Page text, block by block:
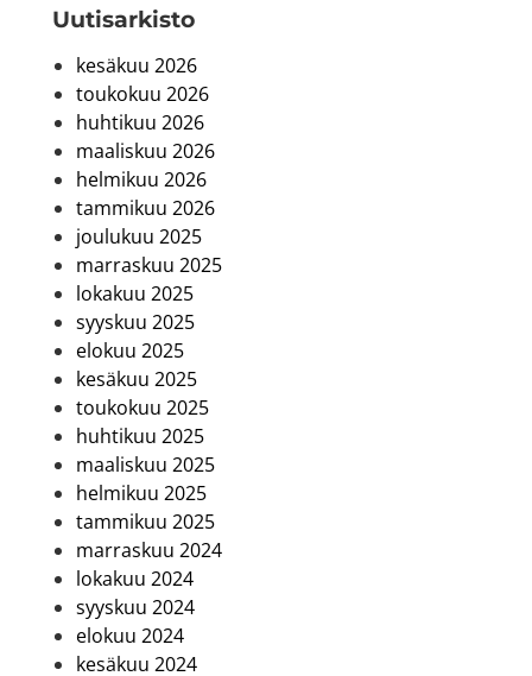
Uutis­arkisto
kesäkuu 2026
toukokuu 2026
huhtikuu 2026
maaliskuu 2026
helmikuu 2026
tammikuu 2026
joulukuu 2025
marraskuu 2025
lokakuu 2025
syyskuu 2025
elokuu 2025
kesäkuu 2025
toukokuu 2025
huhtikuu 2025
maaliskuu 2025
helmikuu 2025
tammikuu 2025
marraskuu 2024
lokakuu 2024
syyskuu 2024
elokuu 2024
kesäkuu 2024